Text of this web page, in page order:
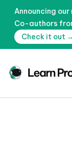
Announcing
Co-authors
Check it out →